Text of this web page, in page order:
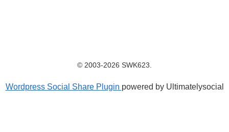
© 2003-2026 SWK623.
Wordpress Social Share Plugin powered by Ultimatelysocial